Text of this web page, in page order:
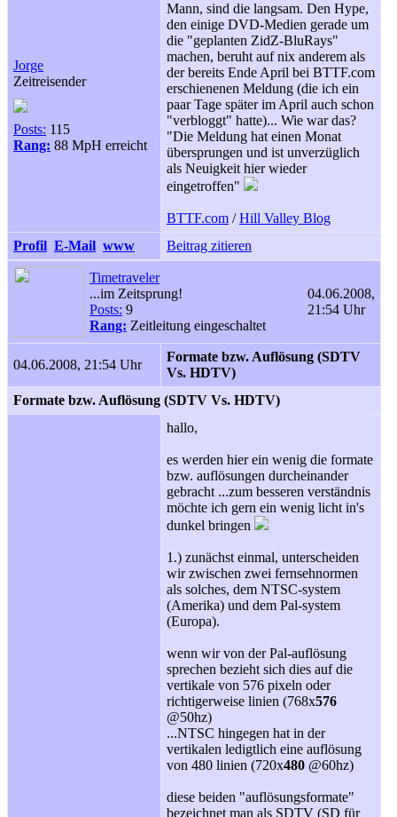
Jorge
Zeitreisender
Posts: 115
Rang: 88 MpH erreicht
Mann, sind die langsam. Den Hype,
den einige DVD-Medien gerade um
die "geplanten ZidZ-BluRays"
machen, beruht auf nix anderem als
der bereits Ende April bei BTTF.com
erschienenen Meldung (die ich ein
paar Tage später im April auch schon
"verbloggt" hatte)... Wie war das?
"Die Meldung hat einen Monat
übersprungen und ist unverzüglich
als Neuigkeit hier wieder
eingetroffen"
BTTF.com /Hill Valley Blog
Profil E-Mail www Beitrag zitieren
Timetraveler
...im Zeitsprung!
Posts: 9
Rang: Zeitleitung eingeschaltet
04.06.2008,
21:54 Uhr
04.06.2008, 21:54 Uhr
Formate bzw. Auflösung (SDTV
Vs. HDTV)
Formate bzw. Auflösung (SDTV Vs. HDTV)
hallo,
es werden hier ein wenig die formate
bzw. auflösungen durcheinander
gebracht ...zum besseren verständnis
möchte ich gern ein wenig licht in's
dunkel bringen
1.) zunächst einmal, unterscheiden
wir zwischen zwei fernsehnormen
als solches, dem NTSC-system
(Amerika) und dem Pal-system
(Europa).
wenn wir von der Pal-auflösung
sprechen bezieht sich dies auf die
vertikale von 576 pixeln oder
richtigerweise linien (768x576
@50hz)
...NTSC hingegen hat in der
vertikalen ledigtlich eine auflösung
von 480 linien (720x480 @60hz)
diese beiden "auflösungsformate"
bezeichnet man als SDTV (SD für